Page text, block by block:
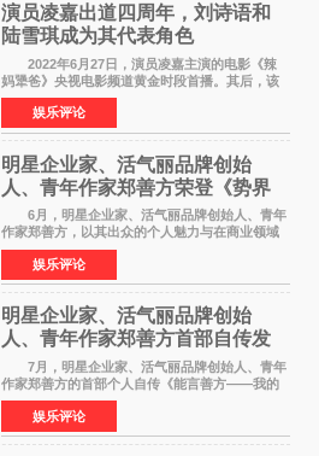
演员凌嘉出道四周年，刘诗语和
陆雪琪成为其代表角色
2022年6月27日，演员凌嘉主演的电影《辣
妈犟爸》央视电影频道黄金时段首播。其后，该
电影在央视电影频道多次复播（2022年8月10
日，2022年9月30日，2023年7月17日，2025年7
月14日）。除了多次复
娱乐评论
明星企业家、活气丽品牌创始
人、青年作家郑善方荣登《势界
POWERCIRCLES》6月刊
6月，明星企业家、活气丽品牌创始人、青年
作家郑善方，以其出众的个人魅力与在商业领域
的卓越建树，成功登上《势界
POWERCIRCLES》，展现了他在时尚与商业领
域的双重影响力。 明星企业家、青
娱乐评论
明星企业家、活气丽品牌创始
人、青年作家郑善方首部自传发
布， 书写跨界创业者的成长答卷
7月，明星企业家、活气丽品牌创始人、青年
作家郑善方的首部个人自传《能言善方——我的
跨界人生》正式发行。这本书以他的人生轨迹为
脉络，首次完整公开了从逐梦少年到横跨美业、
公益等多领域的
娱乐评论